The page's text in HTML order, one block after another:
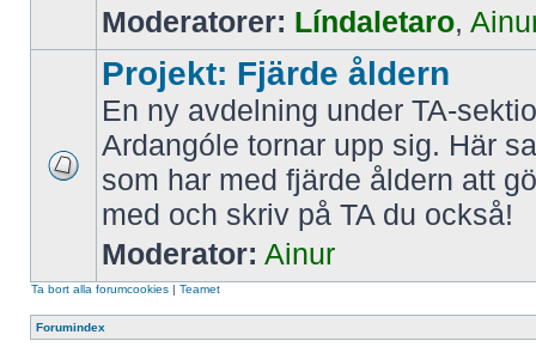
Moderatorer: Líndaletaro,
Projekt: Fjärde åldern
En ny avdelning under TA-
Ardangóle tornar upp sig. Här
som har med fjärde åldern att
med och skriv på TA du också!
Moderator: Ainur
Ta bort alla forumcookies | Teamet
Forumindex